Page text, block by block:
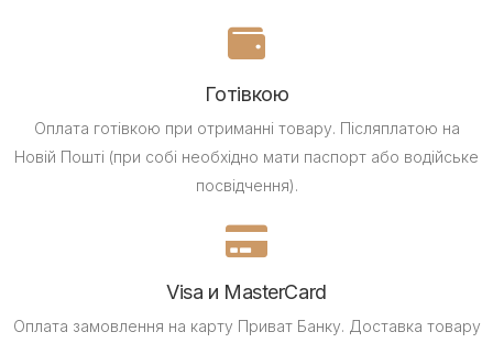
Готівкою
Оплата готівкою при отриманні товару. Післяплатою на
Новій Пошті (при собі необхідно мати паспорт або водійське
посвідчення).
Visa и MasterCard
Оплата замовлення на карту Приват Банку. Доставка товару